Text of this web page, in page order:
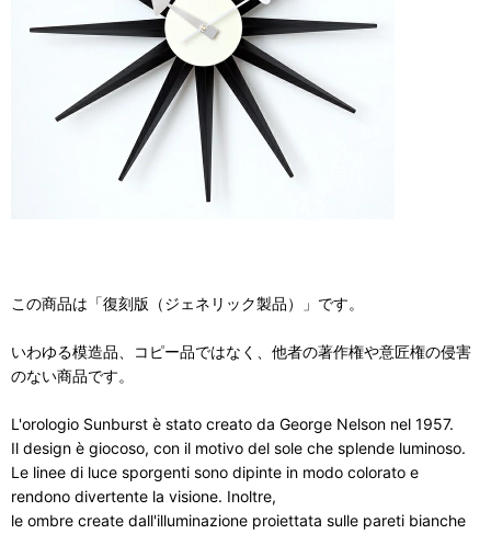
この商品は「復刻版（ジェネリック製品）」です。
いわゆる模造品、コピー品ではなく、他者の著作権や意匠権の侵害
のない商品です。
L'orologio Sunburst è stato creato da George Nelson nel 1957.
Il design è giocoso, con il motivo del sole che splende luminoso.
Le linee di luce sporgenti sono dipinte in modo colorato e
rendono divertente la visione. Inoltre,
le ombre create dall'illuminazione proiettata sulle pareti bianche